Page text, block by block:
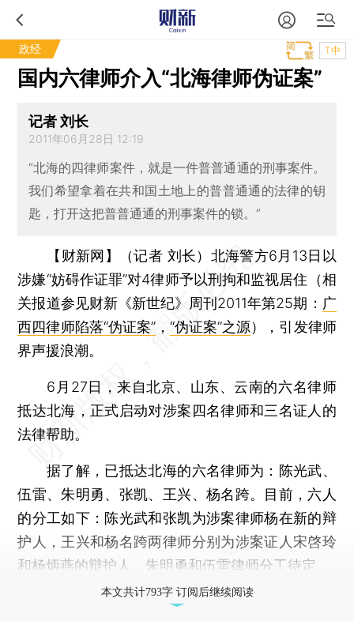
政经 T中
国内六律师介入“北海律师伪证案”
记者 刘长
2011年06月28日 12:19
“北海的四律师案件，就是一件普普通通的刑事案件。
我们希望拿着在共和国土地上的普普通通的法律的钥
匙，打开这把普普通通的刑事案件的锁。”
【财新网】（记者 刘长） 北海警方6月13日以
涉嫌“妨碍作证罪”对4律师予以刑拘和监视居住（相
关报道参见财新《新世纪》周刊2011年第25期： 广
西四律师陷落“伪证案”，“伪证案”之源），引发律师
界声援浪潮。
6月27日，来自北京、山东、云南的六名律师
抵达北海，正式启动对涉案四名律师和三名证人的
法律帮助。
据了解，已抵达北海的六名律师为：陈光武、
伍雷、朱明勇、张凯、王兴、杨名跨。目前，六人
的分工如下：陈光武和张凯为涉案律师杨在新的辩
护人，王兴和杨名跨两律师分别为涉案证人宋啓玲
和杨炳燕的辩护人，朱明勇和伍雷律师分工待定。
本文共计793字 订阅后继续阅读